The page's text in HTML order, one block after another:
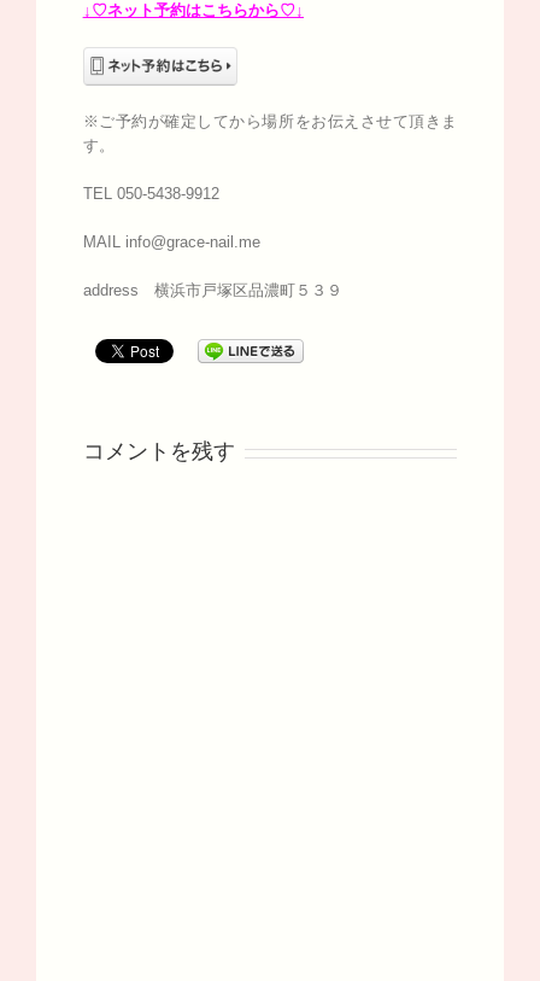
↓♡ネット予約はこちらから♡↓
※ご予約が確定してから場所をお伝えさせて頂きま
す。
TEL 050-5438-9912
MAIL info@grace-nail.me
address 横浜市戸塚区品濃町５３９
コメントを残す